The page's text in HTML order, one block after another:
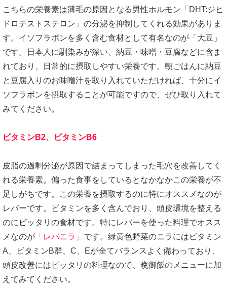
こちらの栄養素は薄毛の原因となる男性ホルモン「DHT:ジヒ
ドロテストステロン」の分泌を抑制してくれる効果がありま
す。イソフラボンを多く含む食材として有名なのが「大豆」
です。日本人に馴染みが深い、納豆・味噌・豆腐などに含ま
れており、日常的に摂取しやすい栄養です。朝ごはんに納豆
と豆腐入りのお味噌汁を取り入れていただければ、十分にイ
ソフラボンを摂取することが可能ですので、ぜひ取り入れて
みてください。
ビタミンB2、ビタミンB6
皮脂の過剰分泌が原因で詰まってしまった毛穴を改善してく
れる栄養素。偏った食事をしているとなかなかこの栄養が不
足しがちです。この栄養を摂取するのに特にオススメなのが
レバーです。ビタミンを多く含んでおり、頭皮環境を整える
のにピッタリの食材です。特にレバーを使った料理でオスス
メなのが 「レバニラ」 です。緑黄色野菜のニラにはビタミン
A、ビタミンB群、C、Eが全てバランスよく備わっており、
頭皮改善にはピッタリの料理なので、晩御飯のメニューに加
えてみてください。